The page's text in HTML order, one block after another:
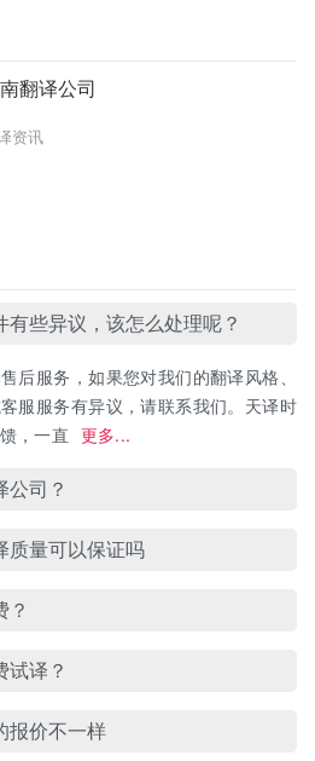
翻译公司
资讯
些异议，该怎么处理呢？
后服务，如果您对我们的翻译风格、
服服务有异议，请联系我们。天译时
，一直
更多...
公司？
质量可以保证吗
？
试译？
报价不一样